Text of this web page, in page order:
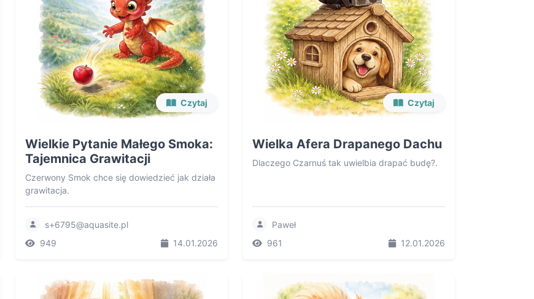
Czytaj
Wielkie Pytanie Małego Smoka:
Tajemnica Grawitacji
Czerwony Smok chce się dowiedzieć jak działa
grawitacja.
s+6795@aquasite.pl
949
14.01.2026
Czytaj
Wielka Afera Drapanego Dachu
Dlaczego Czarnuś tak uwielbia drapać budę?.
Paweł
961
12.01.2026